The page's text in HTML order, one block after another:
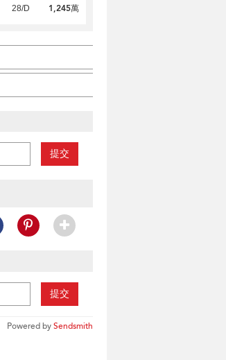
28/D 1,245萬
提交
提交
Powered bySendsmith